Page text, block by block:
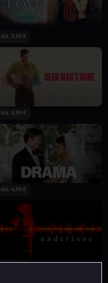
Alk. 3,99 €
Alk. 5,99 €
Alk. 4,99 €